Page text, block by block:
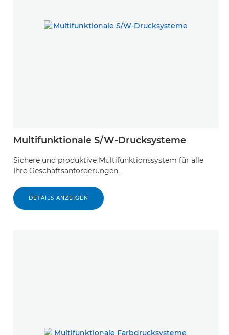
Multifunktionale S/W-Drucksysteme
Sichere und produktive Multifunktionssystem für alle
Ihre Geschäftsanforderungen.
DETAILS ANZEIGEN